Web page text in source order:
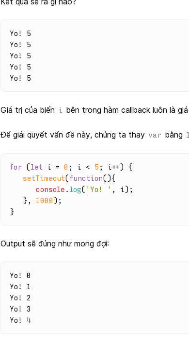
Yo! 5
Yo! 5
Yo! 5
Yo! 5
Yo! 5
Giá trị của biến i bên trong hàm callback luôn là
Để giải quyết vấn đề này, chúng ta thay var bằng
for (let i = 0 ; i < 5 ; i++) {
setTimeout(function( ){
console . log( 'Yo! ' , i);
   },
1000 );
}
Output sẽ đúng như mong đợi:
Yo! 0
Yo! 1
Yo! 2
Yo! 3
Yo! 4